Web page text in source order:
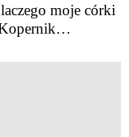
moje córki
Kopernik…